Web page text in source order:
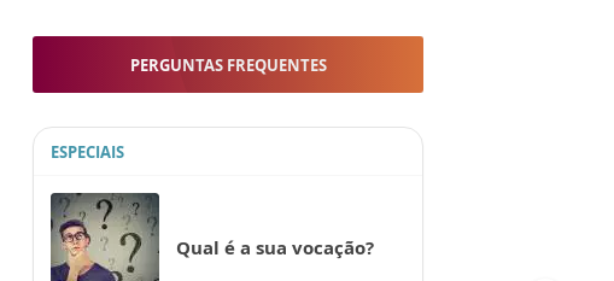
PERGUNTAS FREQUENTES
ESPECIAIS
Qual é a sua vocação?